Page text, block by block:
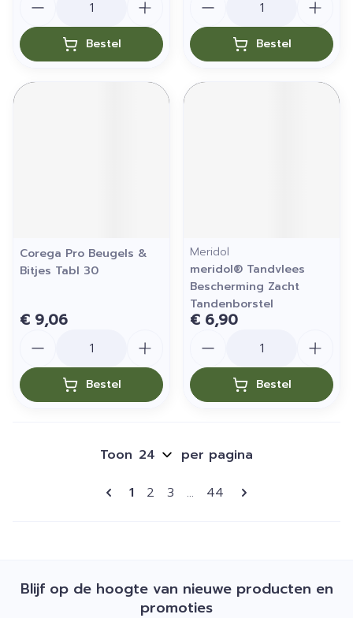
Bestel Bestel
Corega Pro Beugels &
Bitjes Tabl 30
€ 9,06
Bestel
Meridol
meridol® Tandvlees
Bescherming Zacht
Tandenborstel
€ 6,90
Bestel
Pagina's
U lees momenteel pagina
1 Pagina
2 Pagina
3 ... Pagina
44
Toon per pagina
Blijf op de hoogte van nieuwe producten en
promoties